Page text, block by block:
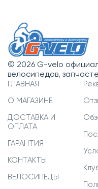
© 2026 G-velo
велосипедов,
ГЛАВНАЯ
О МАГАЗИНЕ
ДОСТАВКА И
ОПЛАТА
ГАРАНТИЯ
КОНТАКТЫ
ВЕЛОСИПЕДЫ